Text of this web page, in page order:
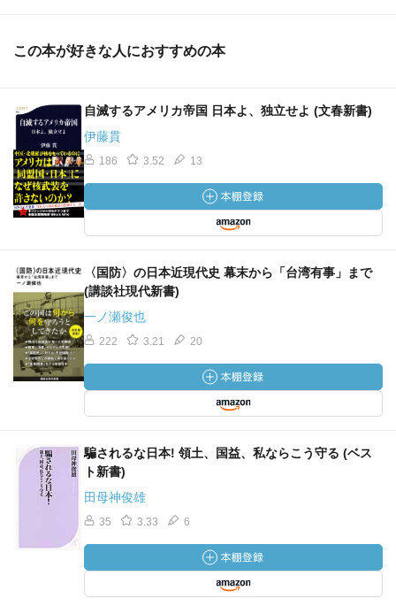
この本が好きな人におすすめの本
自滅するアメリカ帝国 日本よ、独立せよ (文春新書)
伊藤貫
186 3.52 13
〈国防〉の日本近現代史 幕末から「台湾有事」まで
(講談社現代新書)
一ノ瀬俊也
222 3.21 20
騙されるな日本! 領土、国益、私ならこう守る (ベス
ト新書)
田母神俊雄
35 3.33 6